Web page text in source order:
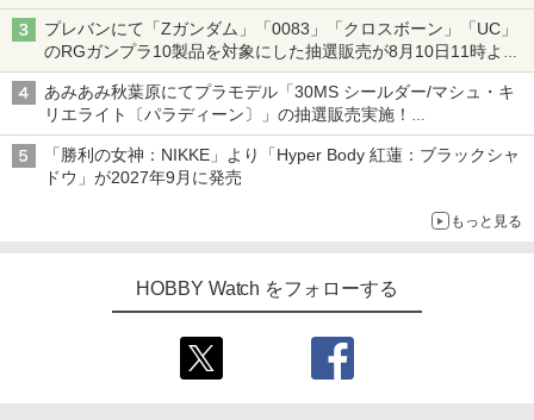
Statue ― BEYOND POSSIBILITY ―」が8月22日より限定上映
プレバンにて「Zガンダム」「0083」「クロスボーン」「UC」
のRGガンプラ10製品を対象にした抽選販売が8月10日11時より
実施！
あみあみ秋葉原にてプラモデル「30MS シールダー/マシュ・キ
リエライト〔パラディーン〕」の抽選販売実施！
「30MS オプションパーツセット29(アクションウエアβ)」も対
象「勝利の女神：NIKKE」より「Hyper Body 紅蓮：ブラックシャ
ドウ」が2027年9月に発売
もっと見る
HOBBY Watch をフォローする